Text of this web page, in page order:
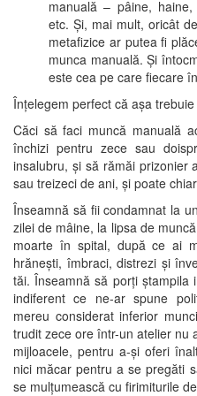
manuală – pâine,
etc. Și, mai mult, oricât
metafizice ar putea fi
munca manuală. Și
este cea pe care fiecare
Înțelegem perfect că așa
Căci să faci muncă manuală
închizi pentru zece sau
insalubru, și să rămăi prizonier
sau treizeci de ani, și poate
Înseamnă să fii condamnat la
zilei de mâine, la lipsa de
moarte în spital, după ce ai
hrănești, îmbraci, distrezi și
tăi. Înseamnă să porți ștampila
indiferent ce ne-ar spune
mereu considerat inferior
trudit zece ore într-un atelier nu
mijloacele, pentru a-și oferi
nici măcar pentru a se pregăti
se mulțumească cu firimiturile